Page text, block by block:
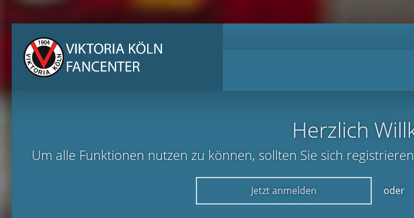
Herzlich
Um alle Funktionen nutzen zu können, sollten Sie sich
Jetzt anmelden oder